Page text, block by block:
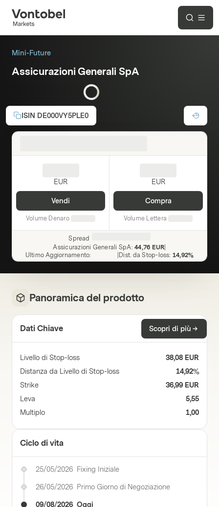
Mini-Future
Assicurazioni Generali SpA
ISIN DE000VY5PLE0
EUR
Vendi
Volume Denaro
EUR
Compra
Volume Lettera
Spread
Assicurazioni Generali SpA: 44,76 EUR
Ultimo Aggiornamento: Dist. da Stop-loss: 14,92%
Panoramica del prodotto
Dati Chiave Scopri di più
Livello di Stop-loss
38,08 EUR
Distanza da Livello di Stop-loss
14,92%
Strike
36,99 EUR
Leva
5,55
Multiplo
1,00
Ciclo di vita
25/05/2026 Fixing Iniziale
26/05/2026 Primo Giorno di Negoziazione
09/08/2026 Oggi